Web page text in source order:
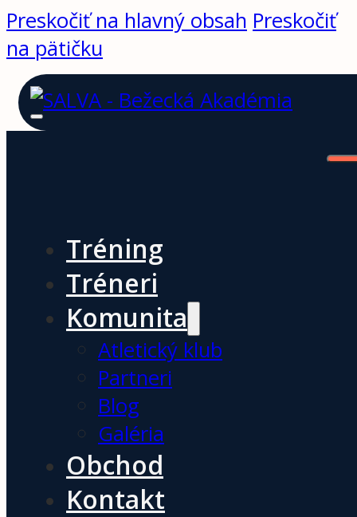
Preskočiť na hlavný obsah Preskočiť
na pätičku
Tréning
Tréneri
Komunita
Atletický klub
Partneri
Blog
Galéria
Obchod
Kontakt